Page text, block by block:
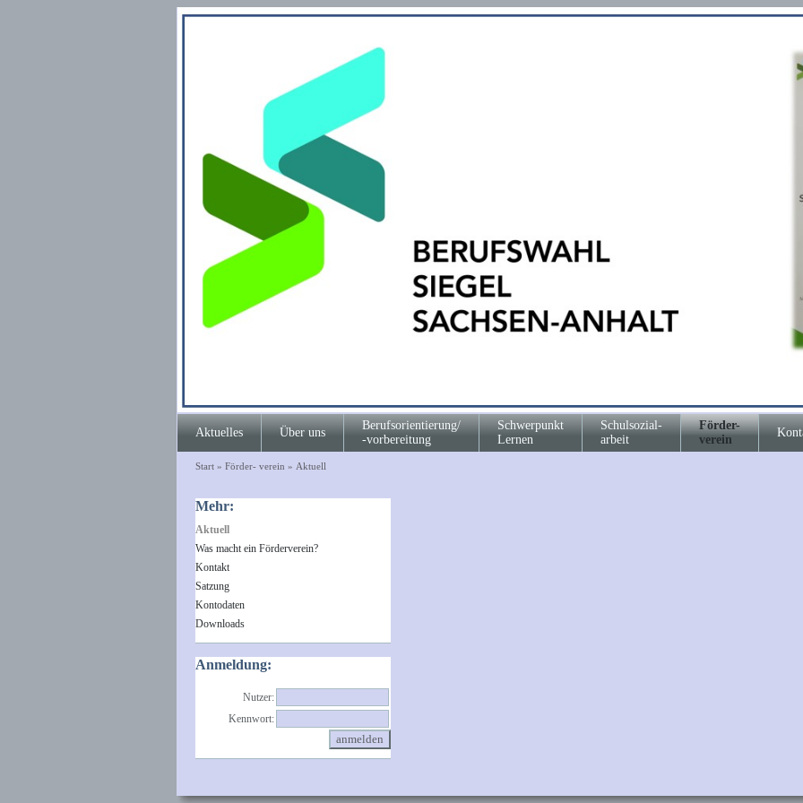
Aktuelles Über uns
Berufsorientierung/
-vorbereitung
Schwerpunkt
Lernen
Schulsozial-
arbeit
Förder-
verein
Start» Förder- verein » Aktuell
Mehr:
Aktuell
Was macht ein Förderverein?
Kontakt
Satzung
Kontodaten
Downloads
Anmeldung:
Nutzer:
Kennwort: